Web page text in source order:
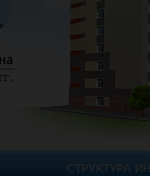
СТРУКТУРА